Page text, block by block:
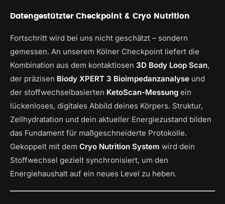
Datengestützter Checkpoint & Cryo Nutrition
Fortschritt wird bei uns nicht geschätzt – sondern
gemessen. An unserem Kölner Checkpoint liefert die
Kombination aus dem kontaktlosen 3D Body Loop Scan,
der präzisen Biody XPERT 3 Bioimpedanzanalyse und
der stoffwechselbasierten KetoScan-Messung ein
lückenloses, digitales Abbild deines Körpers. Struktur,
Zellhydratation und dein aktueller Energiezustand bilden
das Fundament für maßgeschneiderte Protokolle.
Gekoppelt mit dem Cryo Nutrition System wird dein
Stoffwechsel gezielt synchronisiert, um den
Energiehaushalt auf ein neues Level zu heben.